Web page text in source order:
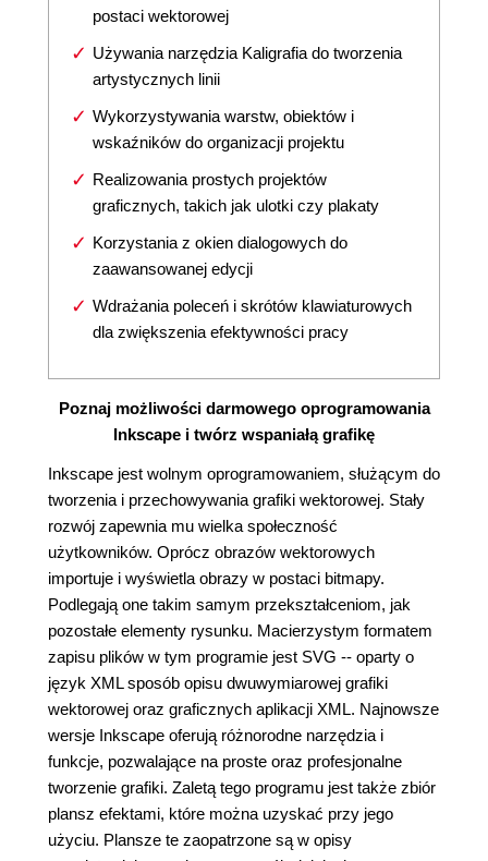
postaci wektorowej
Używania narzędzia Kaligrafia do tworzenia
artystycznych linii
Wykorzystywania warstw, obiektów i
wskaźników do organizacji projektu
Realizowania prostych projektów
graficznych, takich jak ulotki czy plakaty
Korzystania z okien dialogowych do
zaawansowanej edycji
Wdrażania poleceń i skrótów klawiaturowych
dla zwiększenia efektywności pracy
Poznaj możliwości darmowego oprogramowania
Inkscape i twórz wspaniałą grafikę
Inkscape jest wolnym oprogramowaniem, służącym do
tworzenia i przechowywania grafiki wektorowej. Stały
rozwój zapewnia mu wielka społeczność
użytkowników. Oprócz obrazów wektorowych
importuje i wyświetla obrazy w postaci bitmapy.
Podlegają one takim samym przekształceniom, jak
pozostałe elementy rysunku. Macierzystym formatem
zapisu plików w tym programie jest SVG -- oparty o
język XML sposób opisu dwuwymiarowej grafiki
wektorowej oraz graficznych aplikacji XML. Najnowsze
wersje Inkscape oferują różnorodne narzędzia i
funkcje, pozwalające na proste oraz profesjonalne
tworzenie grafiki. Zaletą tego programu jest także zbiór
plansz efektami, które można uzyskać przy jego
użyciu. Plansze te zaopatrzone są w opisy